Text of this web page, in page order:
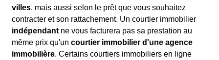
villes, mais aussi selon le prêt que vous souhaitez
contracter et son rattachement. Un courtier immobilier
indépendant ne vous facturera pas sa prestation au
même prix qu'un courtier immobilier d'une agence
immobilière. Certains courtiers immobiliers en ligne